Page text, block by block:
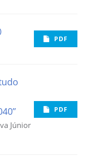
PDF
Júnior
PDF